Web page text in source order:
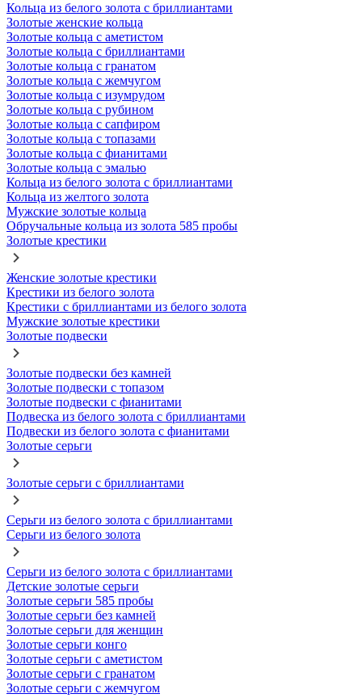
Кольца из белого золота с бриллиантами
Золотые женские кольца
Золотые кольца с аметистом
Золотые кольца с бриллиантами
Золотые кольца с гранатом
Золотые кольца с жемчугом
Золотые кольца с изумрудом
Золотые кольца с рубином
Золотые кольца с сапфиром
Золотые кольца с топазами
Золотые кольца с фианитами
Золотые кольца с эмалью
Кольца из белого золота с бриллиантами
Кольца из желтого золота
Мужские золотые кольца
Обручальные кольца из золота 585 пробы
Золотые крестики
Женские золотые крестики
Крестики из белого золота
Крестики с бриллиантами из белого золота
Мужские золотые крестики
Золотые подвески
Золотые подвески без камней
Золотые подвески с топазом
Золотые подвески с фианитами
Подвеска из белого золота с бриллиантами
Подвески из белого золота с фианитами
Золотые серьги
Золотые серьги с бриллиантами
Серьги из белого золота с бриллиантами
Серьги из белого золота
Серьги из белого золота с бриллиантами
Детские золотые серьги
Золотые серьги 585 пробы
Золотые серьги без камней
Золотые серьги для женщин
Золотые серьги конго
Золотые серьги с аметистом
Золотые серьги с гранатом
Золотые серьги с жемчугом